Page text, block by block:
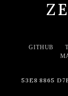
GITHUB
53E8 8865